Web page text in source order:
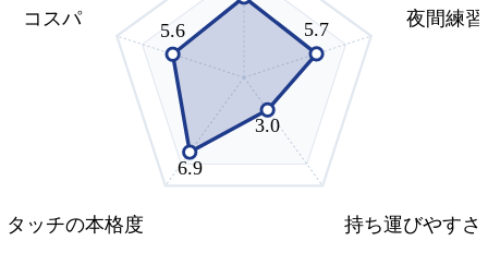
5.7
3.0
6.9
5.6
夜間練
持ち運びやすさ
タッチの本格度
コスパ